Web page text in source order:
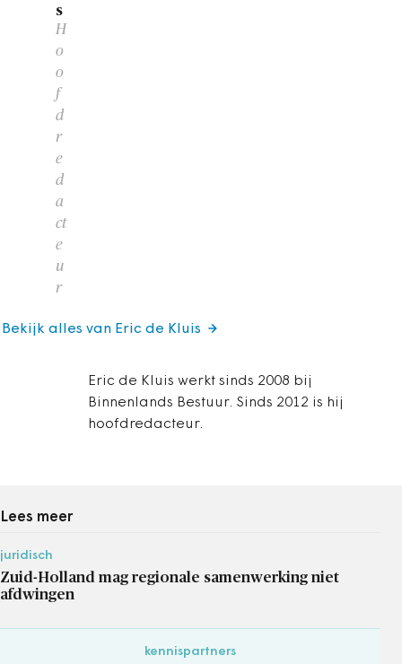
s
H
o
o
f
d
r
e
d
a
ct
e
u
r
Eric de Kluis werkt sinds 2008 bij
Binnenlands Bestuur. Sinds 2012 is hij
hoofdredacteur.
Bekijk alles van Eric de Kluis
Lees meer
juridisch
Zuid-Holland mag regionale samenwerking niet
afdwingen
kennispartners